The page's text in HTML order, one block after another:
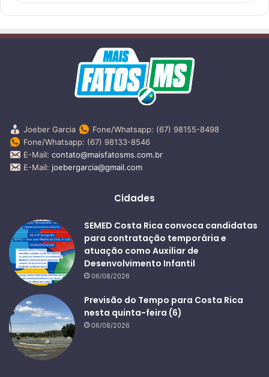
Joeber Garcia
Fone/Whatsapp: (67) 98155-8498
Fone/Whatsapp: (67) 98133-8546
E-Mail: contato@maisfatosms.com.br
E-Mail: joebergarcia@gmail.com
Cidades
SEMED Costa Rica convoca candidatas
para contratação temporária e
atuação como Auxiliar de
Desenvolvimento Infantil
06/08/2026
Previsão do Tempo para Costa Rica
nesta quinta-feira (6)
06/08/2026